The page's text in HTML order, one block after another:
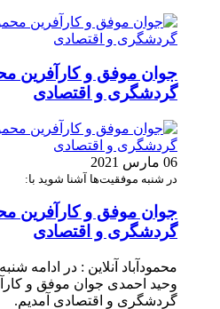
جوان موفق و کارآفرین
گردشگری و اقتصادی
06 مارس 2021
در شنبه موفقیت‌ها آشنا شوید با:
جوان موفق و کارآفرین
گردشگری و اقتصادی
محمودآباد آنلاین : در ادامه
وحید احمدی جوان موفق و
گردشگری و اقتصادی آمدیم.